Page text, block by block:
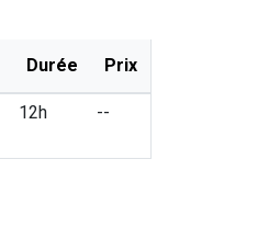
Durée Prix
12h --